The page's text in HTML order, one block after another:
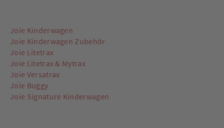
Joie Kinderwagen
Joie Kinderwagen Zubehör
Joie Litetrax
Joie Litetrax & Mytrax
Joie Versatrax
Joie Buggy
Joie Signature Kinderwagen